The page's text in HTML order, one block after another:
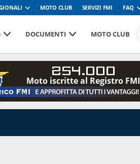
MOTO CLUB SERVIZI FMI FAQ
DOCUMENTI MOTO CLUB
254.000
Moto iscritte al Registro FMI